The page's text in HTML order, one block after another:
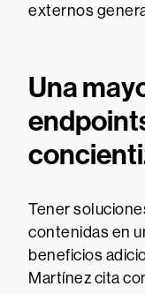
externos
Una
Tener
contenidas en
beneficios
Martínez cita